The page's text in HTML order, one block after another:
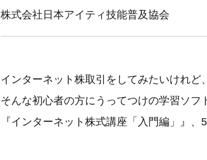
株式会社日本アイティ技能普及協会
インターネット株取引をしてみたいけれど
そんな初心者の方にうってつけの学習ソフ
『インターネット株式講座「入門編」』、